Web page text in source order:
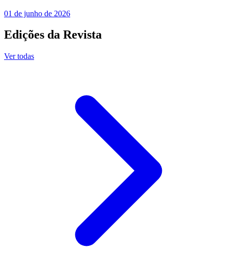
01 de junho de 2026
Edições da Revista
Ver todas